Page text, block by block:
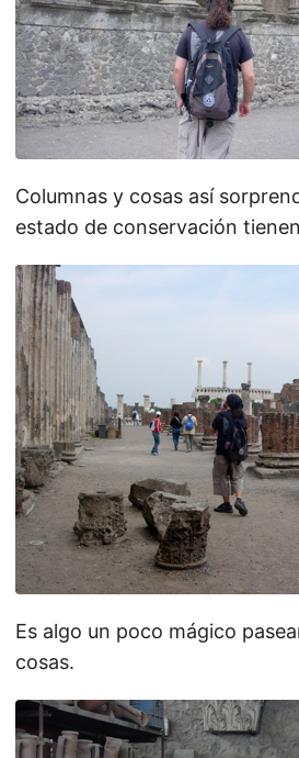
Columnas y cosas así
estado de conservación
Es algo un poco mágico
cosas.